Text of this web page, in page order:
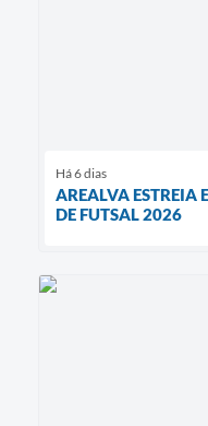
Há 6 dias
AREALVA ESTREIA
DE FUTSAL 2026